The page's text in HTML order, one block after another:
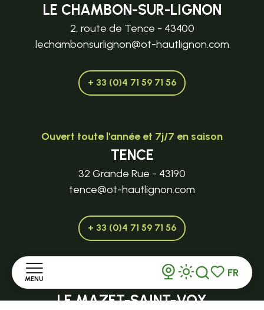
MENU
Voir les
Recherche
FR
LE CHAMBON-SUR-LIGNON
2, route de Tence - 43400
lechambonsurlignon@ot-hautlignon.com
+ 33 (0)4 71 59 71 56
Ouvert toute l'année et 7j/7 en saison
TENCE
32 Grande Rue - 43190
tence@ot-hautlignon.com
+ 33 (0)4 71 59 71 56
Ouvert en saison
LE MAZET-SAINT-VOY